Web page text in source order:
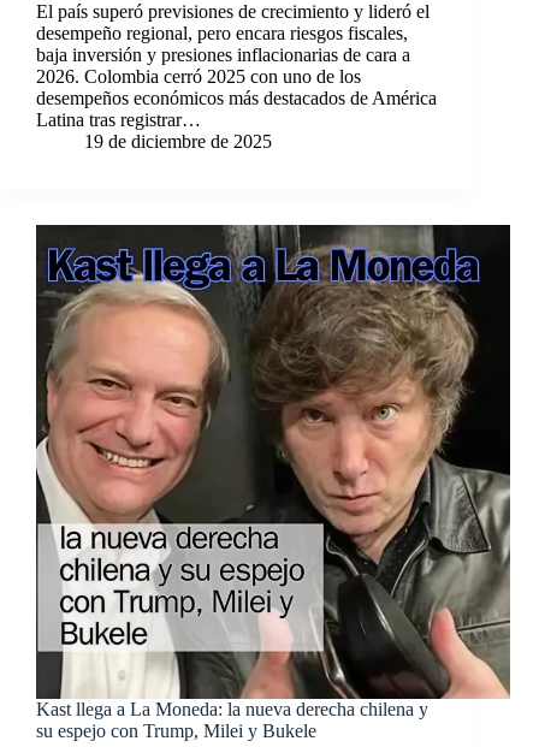
El país superó previsiones de crecimiento y lideró el
desempeño regional, pero encara riesgos fiscales,
baja inversión y presiones inflacionarias de cara a
2026. Colombia cerró 2025 con uno de los
desempeños económicos más destacados de América
Latina tras registrar…
19 de diciembre de 2025
Kast llega a La Moneda: la nueva derecha chilena y
su espejo con Trump, Milei y Bukele